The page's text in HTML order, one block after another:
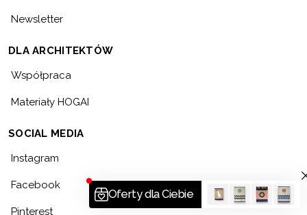
Newsletter
DLA ARCHITEKTÓW
Współpraca
Materiały HOGAI
SOCIAL MEDIA
Instagram
Facebook
Pinterest